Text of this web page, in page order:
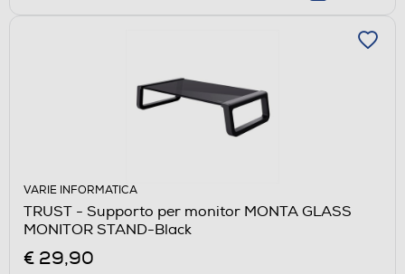
VARIE INFORMATICA
TRUST - Supporto per monitor MONTA GLASS
MONITOR STAND-Black
€ 29,90